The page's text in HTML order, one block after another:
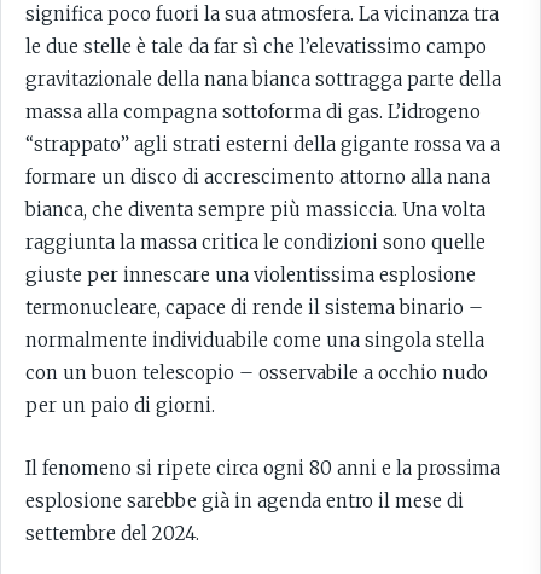
significa poco fuori la sua atmosfera. La vicinanza tra
le due stelle è tale da far sì che l’elevatissimo campo
gravitazionale della nana bianca sottragga parte della
massa alla compagna sottoforma di gas. L’idrogeno
“strappato” agli strati esterni della gigante rossa va a
formare un disco di accrescimento attorno alla nana
bianca, che diventa sempre più massiccia. Una volta
raggiunta la massa critica le condizioni sono quelle
giuste per innescare una violentissima esplosione
termonucleare, capace di rende il sistema binario –
normalmente individuabile come una singola stella
con un buon telescopio – osservabile a occhio nudo
per un paio di giorni.
Il fenomeno si ripete circa ogni 80 anni e la prossima
esplosione sarebbe già in agenda entro il mese di
settembre del 2024.